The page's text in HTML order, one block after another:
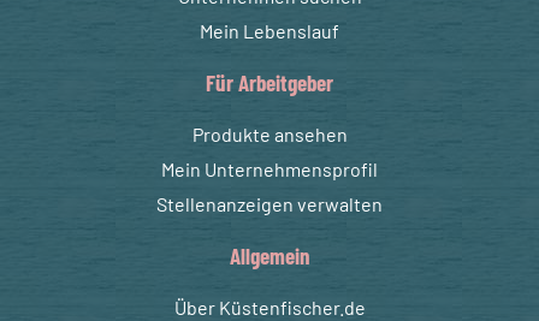
Mein Lebenslauf
Für Arbeitgeber
Produkte ansehen
Mein Unternehmensprofil
Stellenanzeigen verwalten
Allgemein
Über Küstenfischer.de